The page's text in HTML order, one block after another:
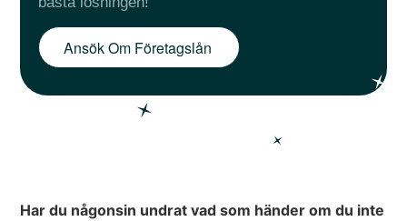
Ansök Om Företagslån
Har du någonsin undrat vad som händer om du inte